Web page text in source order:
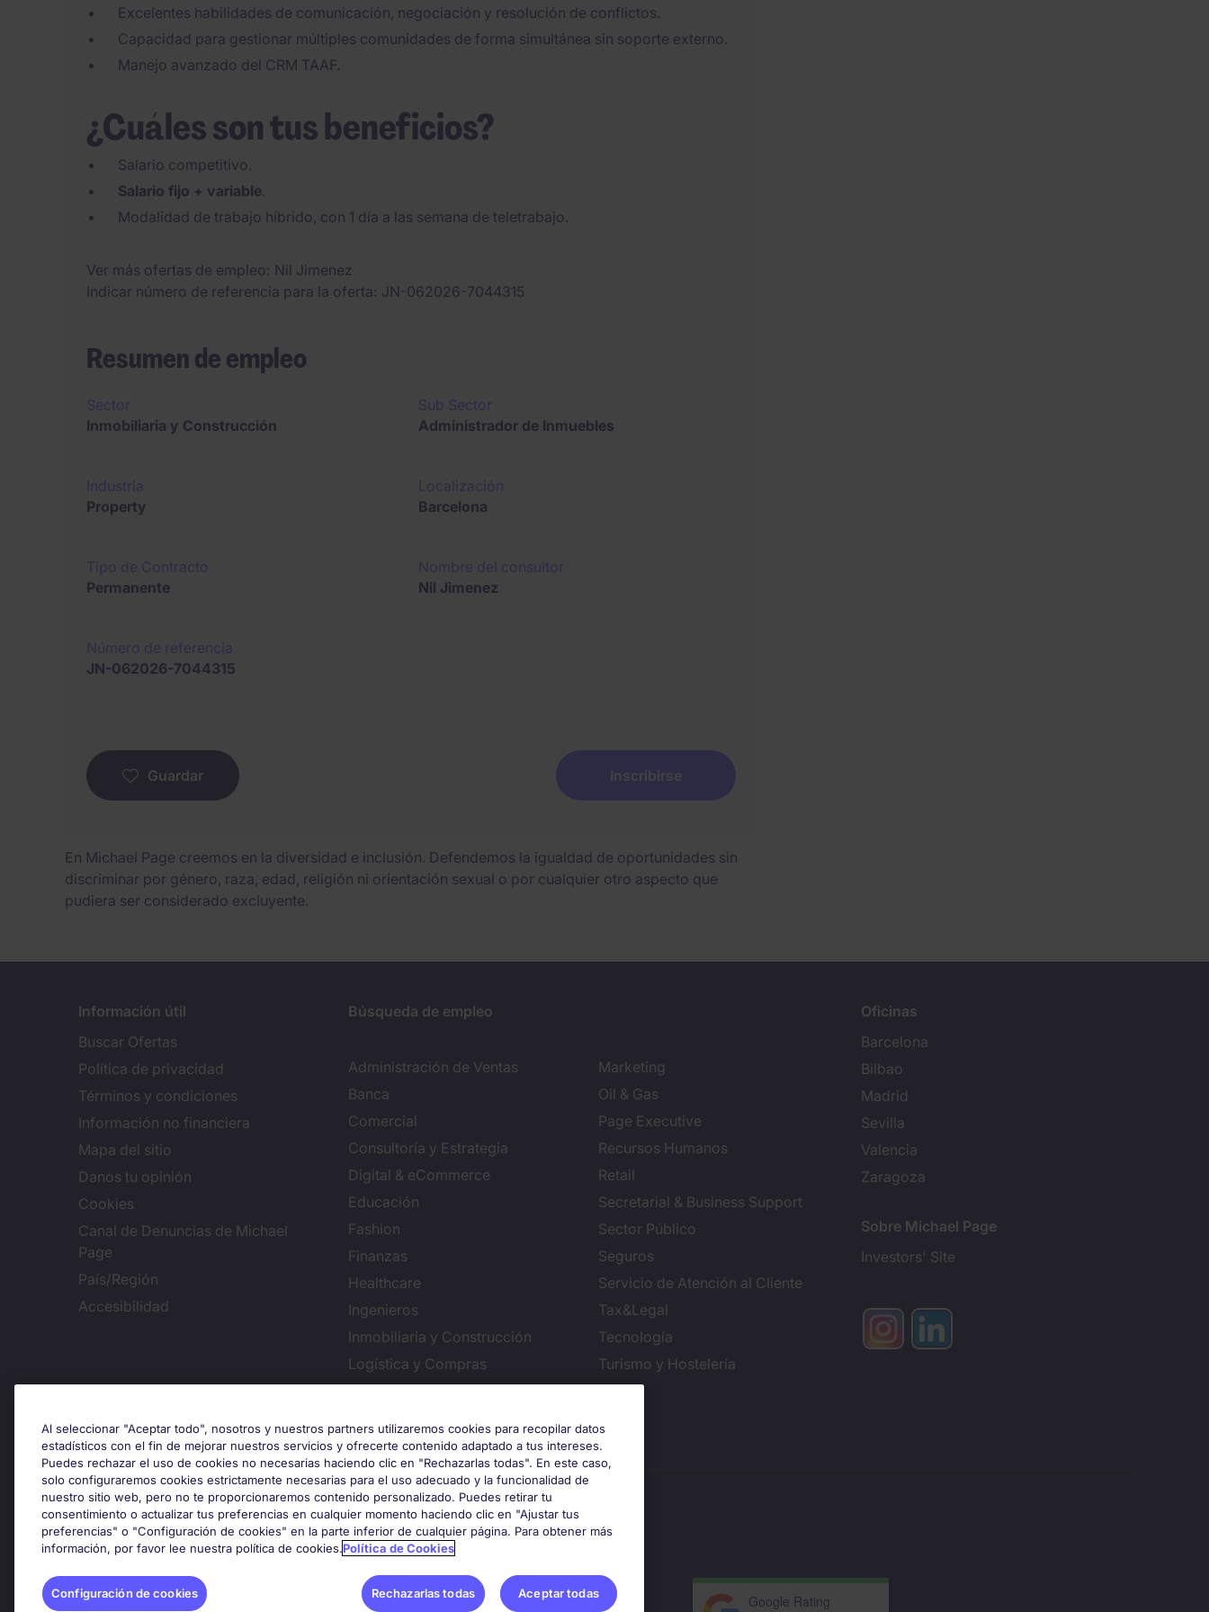
Excelentes habilidades de comunicación, negociación y resolución de conflictos.
Capacidad para gestionar múltiples comunidades de forma simultánea sin soporte externo.
Manejo avanzado del CRM TAAF.
¿Cuáles son tus beneficios?
Salario competitivo.
Salario fijo + variable.
Modalidad de trabajo híbrido, con 1 día a las semana de teletrabajo.
Ver más ofertas de empleo
Nil Jimenez
Indicar número de referencia para la oferta JN-062026-7044315
Resumen de empleo
Inmobiliaria y Construcción
Administrador de Inmuebles
Property
Barcelona
Permanente
Nil Jimenez
JN-062026-7044315
Guardar Inscribirse
En Michael Page creemos en la diversidad e inclusión. Defendemos la igualdad de oportunidades sin
discriminar por género, raza, edad, religión ni orientación sexual o por cualquier otro aspecto que
pudiera ser considerado excluyente.
Información útil
Buscar Ofertas
Política de privacidad
Términos y condiciones
Información no financiera
Mapa del sitio
Danos tu opinión
Cookies
Canal de Denuncias de Michael
Page
País/Región
Accesibilidad
Búsqueda de empleo
Administración de Ventas
Banca
Comercial
Consultoría y Estrategia
Digital & eCommerce
Educación
Fashion
Finanzas
Healthcare
Ingenieros
Inmobiliaria y Construcción
Logística y Compras
Marketing
Oil & Gas
Page Executive
Recursos Humanos
Retail
Secretarial & Business Support
Sector Público
Seguros
Servicio de Atención al Cliente
Tax&Legal
Tecnología
Turismo y Hostelería
Configuración de cookies
Oficinas
Barcelona
Bilbao
Madrid
Sevilla
Valencia
Zaragoza
Sobre Michael Page
Investors' Site
Premios y certificaciones
Google Rating
Al seleccionar "Aceptar todo", nosotros y nuestros partners utilizaremos cookies para recopilar datos
estadísticos con el fin de mejorar nuestros servicios y ofrecerte contenido adaptado a tus intereses.
Puedes rechazar el uso de cookies no necesarias haciendo clic en "Rechazarlas todas". En este caso,
solo configuraremos cookies estrictamente necesarias para el uso adecuado y la funcionalidad de
nuestro sitio web, pero no te proporcionaremos contenido personalizado. Puedes retirar tu
consentimiento o actualizar tus preferencias en cualquier momento haciendo clic en "Ajustar tus
preferencias" o "Configuración de cookies" en la parte inferior de cualquier página. Para obtener más
información, por favor lee nuestra política de cookies.Política de Cookies
Configuración de cookies Rechazarlas todas Aceptar todas